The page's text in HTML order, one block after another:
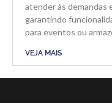
atender às demandas
garantindo
para eventos ou
VEJA MAIS